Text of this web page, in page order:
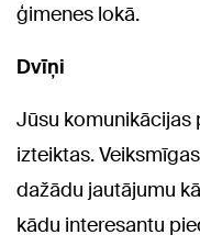
ģimenes lokā.
Dvīņi
Jūsu komunikācijas
izteiktas.
dažādu jautājumu
kādu interesantu